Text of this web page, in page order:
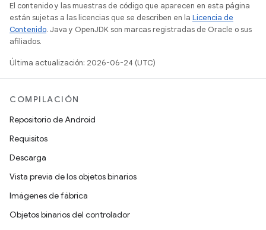
El contenido y las muestras de código que aparecen en esta página
están sujetas a las licencias que se describen en la Licencia de
Contenido. Java y OpenJDK son marcas registradas de Oracle o sus
afiliados.
Última actualización: 2026-06-24 (UTC)
COMPILACIÓN
Repositorio de Android
Requisitos
Descarga
Vista previa de los objetos binarios
Imágenes de fábrica
Objetos binarios del controlador